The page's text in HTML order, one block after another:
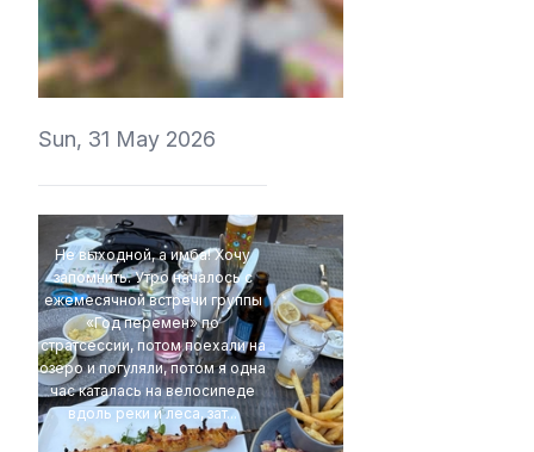
t1r1
Sun, 31 May 2026
Не выходной, а имба! Хочу
запомнить. Утро началось с
ежемесячной встречи группы
«Год перемен» по
стратсессии, потом поехали на
озеро и погуляли, потом я одна
час каталась на велосипеде
вдоль реки и леса, зат...